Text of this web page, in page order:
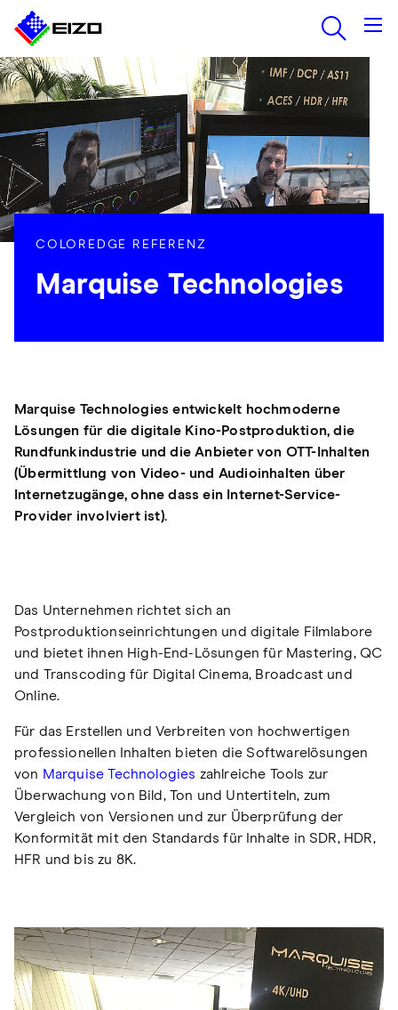
COLOREDGE REFERENZ
Marquise Technologies
Marquise Technologies entwickelt hochmoderne
Lösungen für die digitale Kino-Postproduktion, die
Rundfunkindustrie und die Anbieter von OTT-Inhalten
(Übermittlung von Video- und Audioinhalten über
Internetzugänge, ohne dass ein Internet-Service-
Provider involviert ist).
Das Unternehmen richtet sich an
Postproduktionseinrichtungen und digitale Filmlabore
und bietet ihnen High-End-Lösungen für Mastering, QC
und Transcoding für Digital Cinema, Broadcast und
Online.
Für das Erstellen und Verbreiten von hochwertigen
professionellen Inhalten bieten die Softwarelösungen
von Marquise Technologies zahlreiche Tools zur
Überwachung von Bild, Ton und Untertiteln, zum
Vergleich von Versionen und zur Überprüfung der
Konformität mit den Standards für Inhalte in SDR, HDR,
HFR und bis zu 8K.